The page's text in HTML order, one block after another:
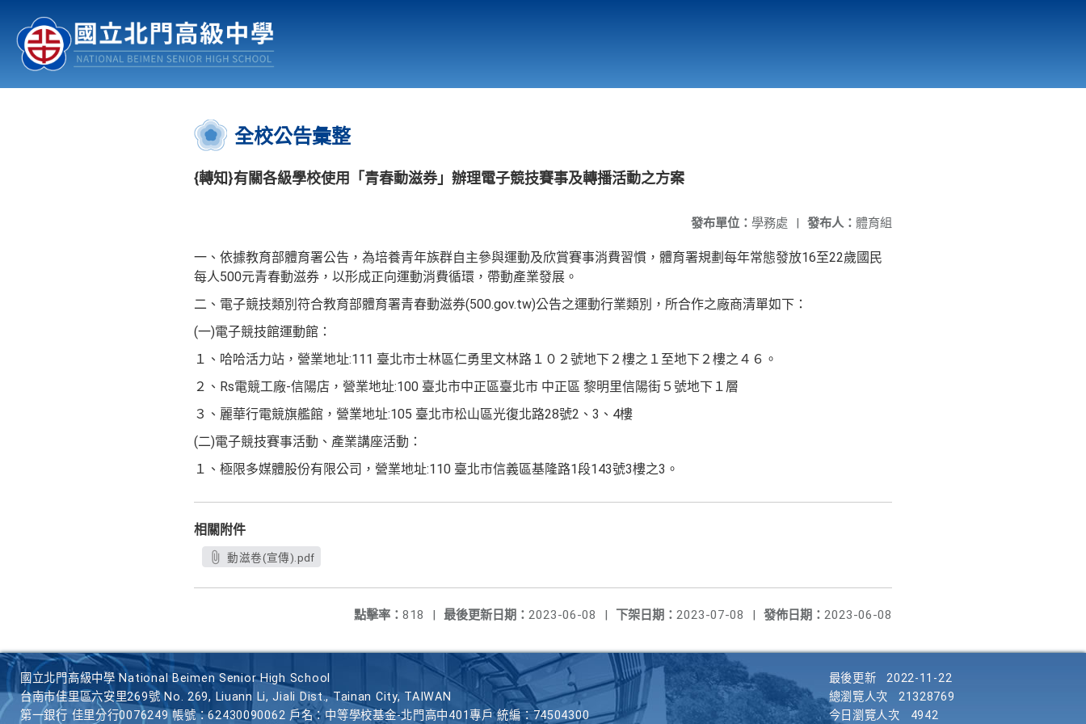
認識北中 行事曆
:::
全校公告彙整
{轉知}有關各級學校使用「青春動滋券」辦理電子競技賽事及轉播活動之方案
發布人： 體育組
發布單位： 學務處 |
一、依據教育部體育署公告，為培養青年族群自主參與運動及欣賞賽事消費習慣，體育署規劃每年常態發放16至22歲國民
每人500元青春動滋券，以形成正向運動消費循環，帶動產業發展。
二、電子競技類別符合教育部體育署青春動滋券(500.gov.tw)公告之運動行業類別，所合作之廠商清單如下：
(一)電子競技館運動館：
１、哈哈活力站，營業地址:111 臺北市士林區仁勇里文林路１０２號地下２樓之１至地下２樓之４６。
２、Rs電競工廠-信陽店，營業地址:100 臺北市中正區臺北市 中正區 黎明里信陽街５號地下１層
３、麗華行電競旗艦館，營業地址:105 臺北市松山區光復北路28號2、3、4樓
(二)電子競技賽事活動、產業講座活動：
１、極限多媒體股份有限公司，營業地址:110 臺北市信義區基隆路1段143號3樓之3。
相關附件
動滋卷(宣傳).pdf
發佈日期： 2023-06-08
下架日期： 2023-07-08 |
最後更新日期： 2023-06-08 |
點擊率： 818 |
國立北門高級中學 National Beimen Senior High School
台南市佳里區六安里269號 No. 269, Liuann Li, Jiali Dist., Tainan City, TAIWAN
第一銀行 佳里分行0076249 帳號：62430090062 戶名：中等學校基金-北門高中401專戶 統編：74504300
最後更新
2022-11-22
總瀏覽人次
21328769
今日瀏覽人次
4942